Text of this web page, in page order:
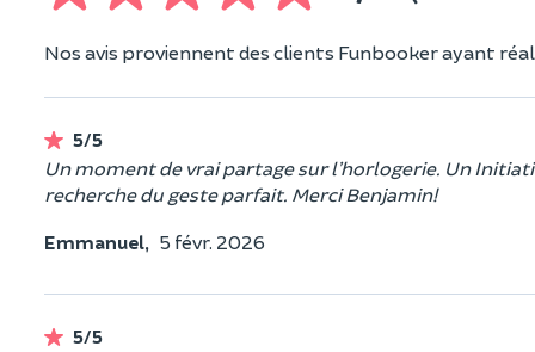
Nos avis proviennent des clients Funbooker ayant
5/5
Un moment de vrai partage sur l’horlogerie. Un
recherche du geste parfait. Merci Benjamin!
Emmanuel, 5 févr. 2026
5/5